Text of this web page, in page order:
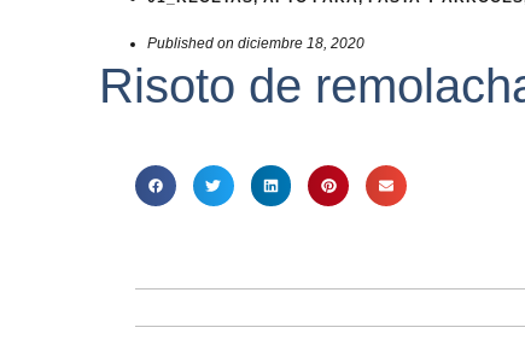
Published on diciembre 18, 2020
Risoto de